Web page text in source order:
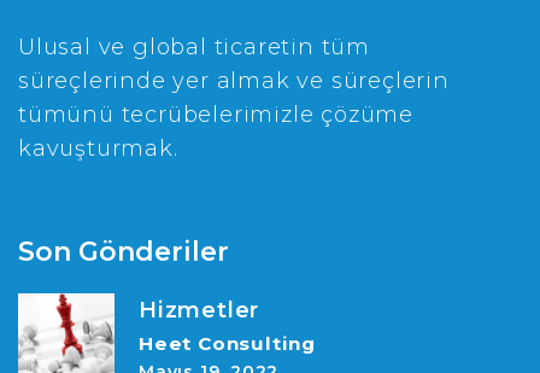
Ulusal ve global ticaretin tüm
süreçlerinde yer almak ve süreçlerin
tümünü tecrübelerimizle çözüme
kavuşturmak.
Son Gönderiler
Hizmetler
Heet Consulting